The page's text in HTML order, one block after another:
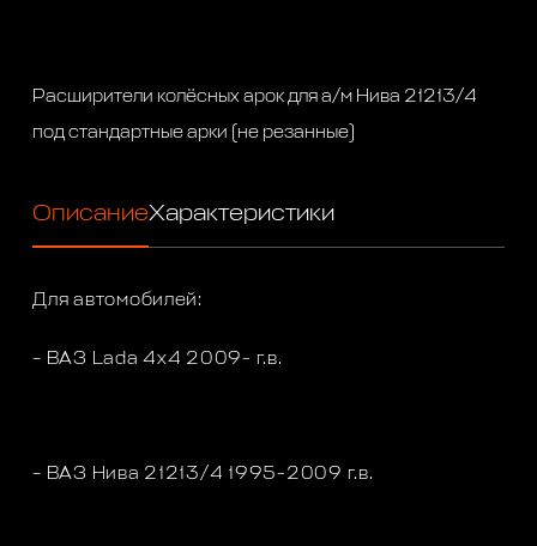
Расширители колёсных арок для а/м Нива 21213/4
под стандартные арки (не резанные)
ОписаниеХарактеристики
Для автомобилей:
– ВАЗ Lada 4x4 2009- г.в.
– ВАЗ Нивa 21213/4 1995-2009 г.в.